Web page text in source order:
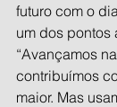
futuro com o
um dos pontos
“Avançamos
contribuímos
maior. Mas